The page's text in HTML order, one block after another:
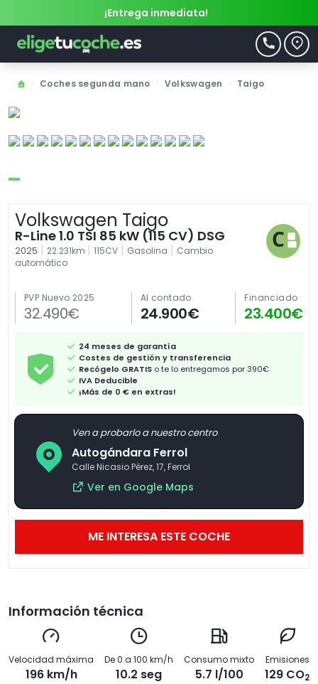
¡Entrega inmediata!
Coches segunda mano Volkswagen Taigo
Volkswagen Taigo
R-Line 1.0 TSI 85 kW (115 CV) DSG
2025 | 22.231km | 115CV | Gasolina | Cambio
automático
PVP Nuevo 2025
32.490€
Al contado
24.900€
Financiado
23.400€
24 meses de garantía
Costes de gestión y transferencia
Recógelo GRATIS o te lo entregamos por 390€
IVA Deducible
¡Más de 0 € en extras!
Ven a probarlo a nuestro centro
Autogándara Ferrol
Calle Nicasio Pérez, 17, Ferrol
Ver en Google Maps
ME INTERESA ESTE COCHE
Información técnica
Velocidad máxima
196 km/h
De 0 a 100 km/h
10.2 seg
Consumo mixto
5.7 l/100
Emisiones
129 CO2